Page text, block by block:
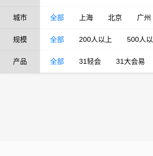
城市 全部 上海 北京 广州
规模 全部 200人以上 500人
产品 全部 31轻会 31大会易